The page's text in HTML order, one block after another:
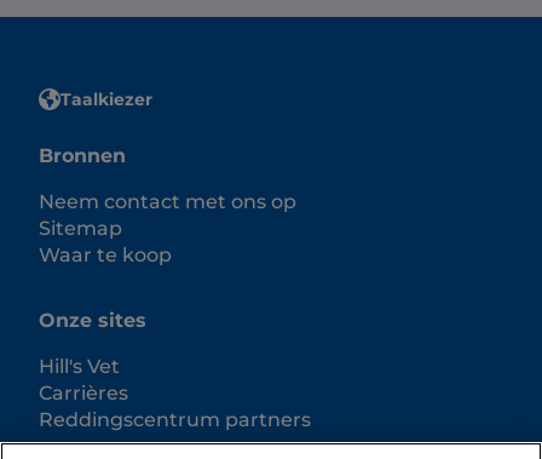
Taalkiezer
Bronnen
Neem contact met ons op
Sitemap
Waar te koop
Onze sites
Hill's Vet
Carrières
Reddingscentrum partners